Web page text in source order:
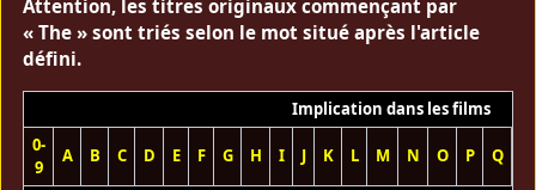
Attention, les titres originaux commençant par
« The » sont triés selon le mot situé après l'article
défini.
Implication dans les films
0-
9
A B C D E F G H I J K L M N O P Q